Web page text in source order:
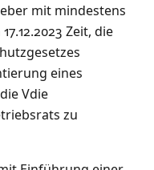
mit mindestens
Zeit, die
eines
Vdie
zu